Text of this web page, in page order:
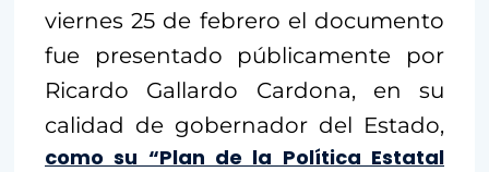
viernes 25 de febrero el documento
fue presentado públicamente por
Ricardo Gallardo Cardona, en su
calidad de gobernador del Estado,
como su “Plan de la Política Estatal